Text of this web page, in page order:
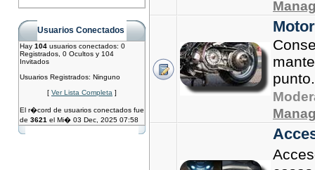
Usuarios Conectados
Hay 104 usuarios conectados: 0
Registrados, 0 Ocultos y 104
Invitados
Usuarios Registrados: Ninguno
[ Ver Lista Completa ]
El r�cord de usuarios conectados fue
de 3621 el Mi� 03 Dec, 2025 07:58